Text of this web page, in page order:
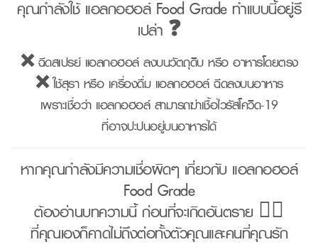
คุณกำลังใช้ แอลกอฮอล์ Food Grade ทำแบบนี้อยู่รึ
เปล่า ❓
❌ ฉีดสเปรย์ แอลกอฮอล์ ลงบนวัตถุดิบ หรือ อาหารโดยตรง
❌ ใช้สุรา หรือ เครื่องดื่ม แอลกอฮอล์ ฉีดลงบนอาหาร
เพราะเชื่อว่า แอลกอฮอล์ สามารถฆ่าเชื้อไวรัสโควิด-19
ที่อาจปะปนอยู่บนอาหารได้
หากคุณกำลังมีความเชื่อผิดๆ เกี่ยวกับ แอลกอฮอล์
Food Grade
ต้องอ่านบทความนี้ ก่อนที่จะเกิดอันตราย 🙅‍♀️
ที่คุณเองก็คาดไม่ถึงต่อทั้งตัวคุณและคนที่คุณรัก